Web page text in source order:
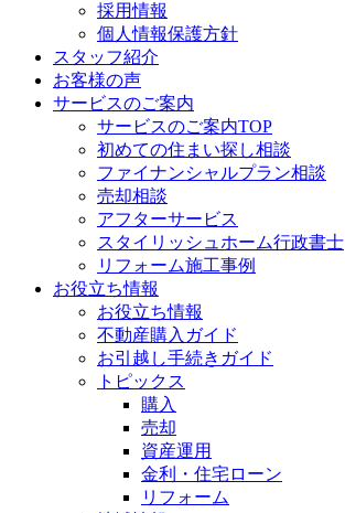
採用情報
個人情報保護方針
スタッフ紹介
お客様の声
サービスのご案内
サービスのご案内TOP
初めての住まい探し相談
ファイナンシャルプラン相談
売却相談
アフターサービス
スタイリッシュホーム行政書士
リフォーム施工事例
お役立ち情報
お役立ち情報
不動産購入ガイド
お引越し手続きガイド
トピックス
購入
売却
資産運用
金利・住宅ローン
リフォーム